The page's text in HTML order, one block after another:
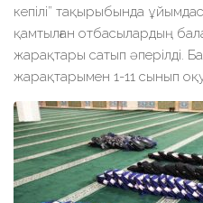
кепілі” тақырыбында
қамтылған отбасылардың
жарақтары сатып әперілді.
жарақтарымен 1-11 сынып